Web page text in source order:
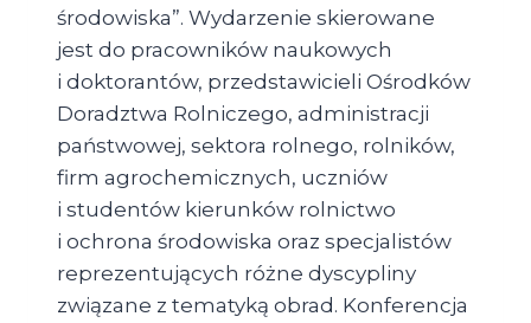
środowiska”. Wydarzenie skierowane
jest do pracowników naukowych
i doktorantów, przedstawicieli Ośrodków
Doradztwa Rolniczego, administracji
państwowej, sektora rolnego, rolników,
firm agrochemicznych, uczniów
i studentów kierunków rolnictwo
i ochrona środowiska oraz specjalistów
reprezentujących różne dyscypliny
związane z tematyką obrad. Konferencja